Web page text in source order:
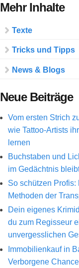
Mehr Inhalte
Texte
Tricks und Tipps
News & Blogs
Neue Beiträge
Vom ersten Strich
wie Tattoo-Artists
lernen
Buchstaben und
im Gedächtnis
So schützen Profis:
Methoden der
Dein eigenes
du zum Regisseur
unvergesslichen
Immobilienkauf in
Verborgene